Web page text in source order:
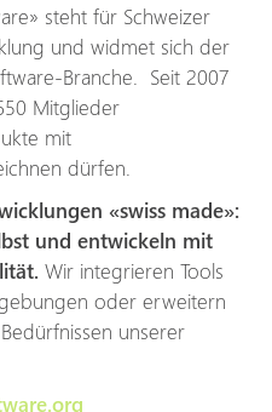
steht für Schweizer
und widmet sich der
Branche. Seit 2007
Mitglieder
mit
dürfen.
«swiss made»:
und entwickeln mit
Wir integrieren Tools
oder erweitern
unserer